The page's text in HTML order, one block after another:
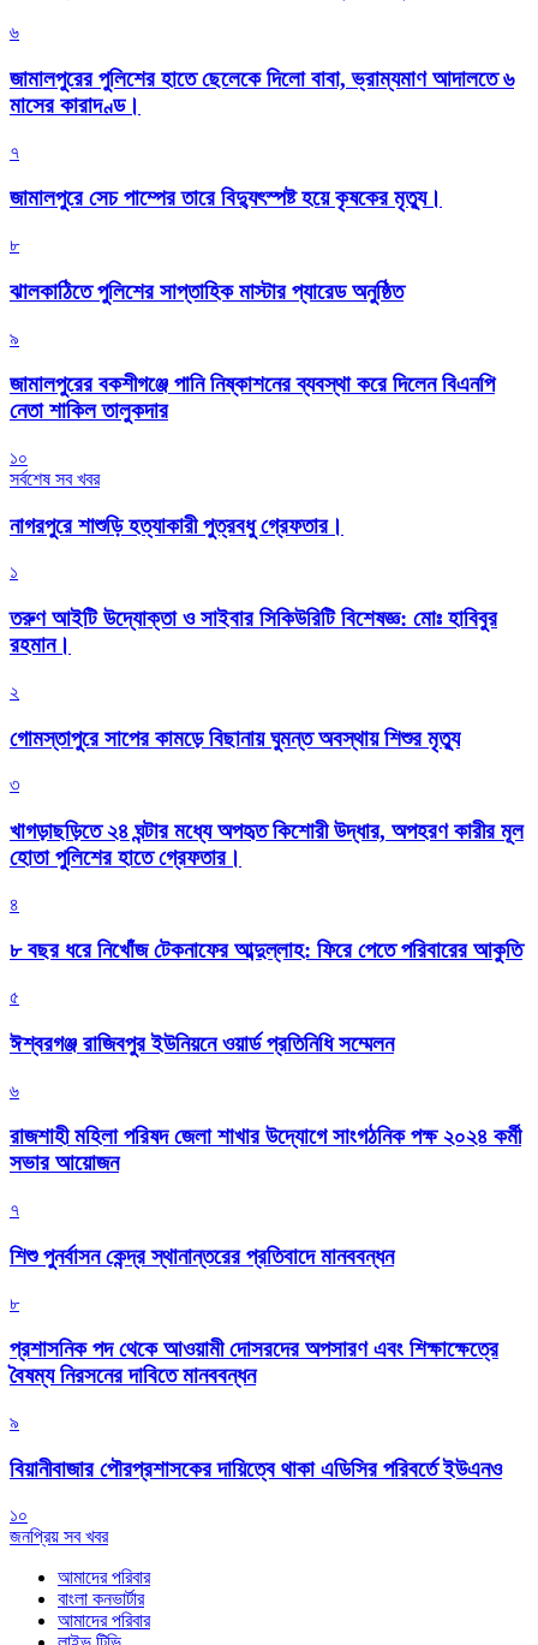
৬
জামালপুরের পুলিশের হাতে ছেলেকে দিলো বাবা, ভ্রাম্যমাণ আদালতে ৬
মাসের কারাদণ্ড।
৭
জামালপুরে সেচ পাম্পের তারে বিদ্যুৎস্পষ্ট হয়ে কৃষকের মৃত্যু।
৮
‎ঝালকাঠিতে পুলিশের সাপ্তাহিক মাস্টার প্যারেড অনুষ্ঠিত
৯
জামালপুরের বকশীগঞ্জে পানি নিষ্কাশনের ব্যবস্থা করে দিলেন বিএনপি
নেতা শাকিল তালুকদার
১০
সর্বশেষ সব খবর
নাগরপুরে শাশুড়ি হত্যাকারী পুত্রবধু গ্রেফতার।
১
তরুণ আইটি উদ্যোক্তা ও সাইবার সিকিউরিটি বিশেষজ্ঞ: মোঃ হাবিবুর
রহমান।
২
গোমস্তাপুরে সাপের কামড়ে বিছানায় ঘুমন্ত অবস্থায় শিশুর মৃত্যু
৩
খাগড়াছড়িতে ২৪ ঘন্টার মধ্যে অপহৃত কিশোরী উদ্ধার, অপহরণ কারীর মূল
হোতা পুলিশের হাতে গ্রেফতার।
৪
৮ বছর ধরে নিখোঁজ টেকনাফের আব্দুল্লাহ: ফিরে পেতে পরিবারের আকুতি
৫
ঈশ্বরগঞ্জ রাজিবপুর ইউনিয়নে ওয়ার্ড প্রতিনিধি সম্মেলন
৬
রাজশাহী মহিলা পরিষদ জেলা শাখার উদ্যোগে সাংগঠনিক পক্ষ ২০২৪ কর্মী
সভার আয়োজন
৭
শিশু পুনর্বাসন কেন্দ্র স্থানান্তরের প্রতিবাদে মানববন্ধন
৮
প্রশাসনিক পদ থেকে আওয়ামী দোসরদের অপসারণ এবং শিক্ষাক্ষেত্রে
বৈষম্য নিরসনের দাবিতে মানববন্ধন
৯
বিয়ানীবাজার পৌরপ্রশাসকের দায়িত্বে থাকা এডিসির পরিবর্তে ইউএনও
১০
জনপ্রিয় সব খবর
আমাদের পরিবার
বাংলা কনভার্টার
আমাদের পরিবার